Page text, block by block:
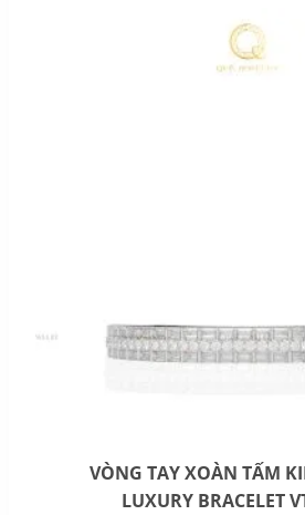
VÒNG TAY XOÀN TẤM
LUXURY BRACELET